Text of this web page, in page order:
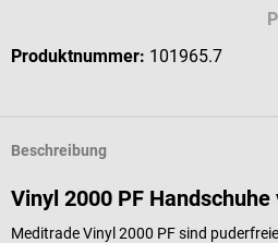
Produktnummer: 101965.7
Beschreibung
Vinyl 2000 PF
Meditrade Vinyl 2000 PF sind puderfreie